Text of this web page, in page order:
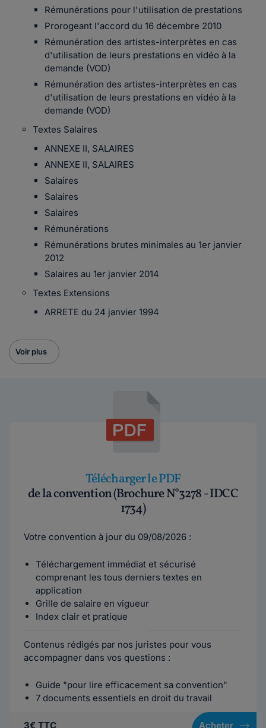
Rémunérations pour l'utilisation de prestations
Prorogeant l'accord du 16 décembre 2010
Rémunération des artistes-interprètes en cas
d'utilisation de leurs prestations en vidéo à la
demande (VOD)
Rémunération des artistes-interprètes en cas
d'utilisation de leurs prestations en vidéo à la
demande (VOD)
Textes Salaires
ANNEXE II, SALAIRES
ANNEXE II, SALAIRES
Salaires
Salaires
Salaires
Rémunérations
Rémunérations brutes minimales au 1er janvier
2012
Salaires au 1er janvier 2014
Textes Extensions
ARRETE du 24 janvier 1994
Voir plus
Télécharger le PDF
de la convention (Brochure N°3278 - IDCC
1734)
Votre convention à jour du 09/08/2026 :
Téléchargement immédiat et sécurisé
comprenant les tous derniers textes en
application
Grille de salaire en vigueur
Index clair et pratique
Contenus rédigés par nos juristes pour vous
accompagner dans vos questions :
Guide "pour lire efficacement sa convention"
7 documents essentiels en droit du travail
3€ TTC Acheter